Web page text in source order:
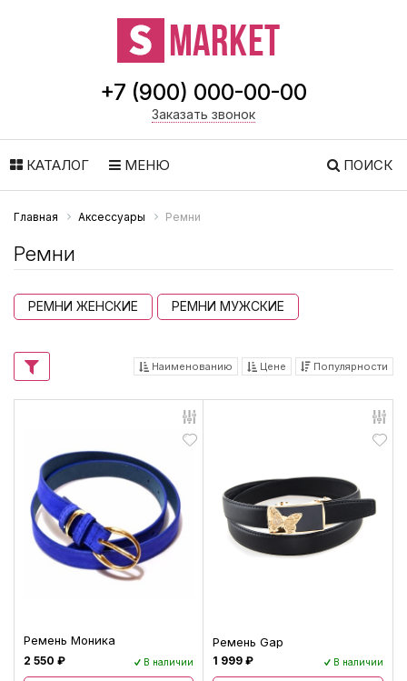
+7 (900) 000-00-00
Заказать звонок
КАТАЛОГ МЕНЮ ПОИСК
Главная Аксессуары Ремни
Ремни
РЕМНИ ЖЕНСКИЕ РЕМНИ МУЖСКИЕ
Наименованию Цене Популярности
Ремень Моника
2 550 ₽ В наличии
Ремень Gap
1 999 ₽ В наличии